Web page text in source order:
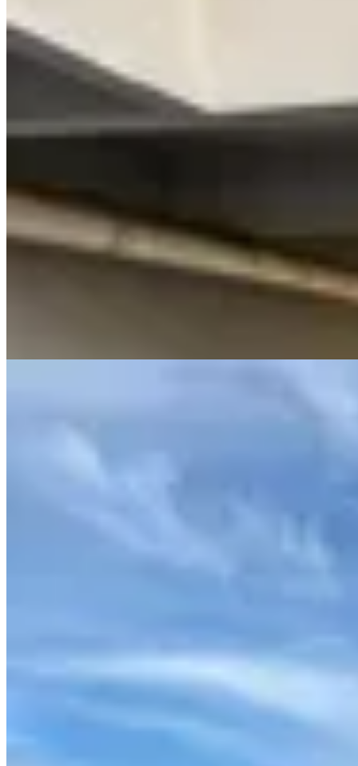
Conjunto deportivo wide leg